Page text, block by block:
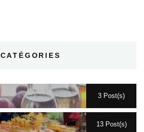
CATÉGORIES
3 Post(s)
13 Post(s)